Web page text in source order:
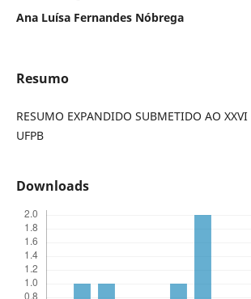
Ana Luísa Fernandes Nóbrega
Resumo
RESUMO EXPANDIDO SUBMETIDO AO
UFPB
Downloads